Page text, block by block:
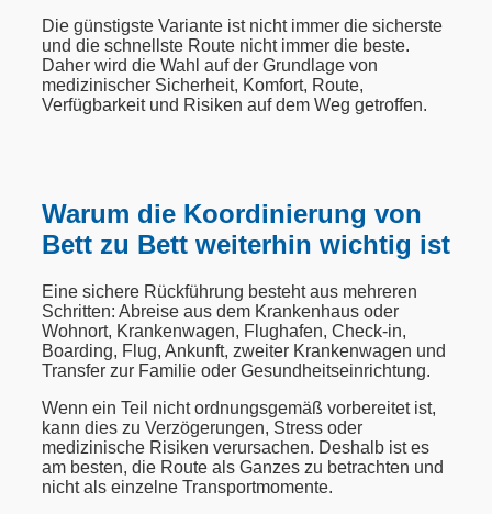
Die günstigste Variante ist nicht immer die sicherste
und die schnellste Route nicht immer die beste.
Daher wird die Wahl auf der Grundlage von
medizinischer Sicherheit, Komfort, Route,
Verfügbarkeit und Risiken auf dem Weg getroffen.
Warum die Koordinierung von
Bett zu Bett weiterhin wichtig ist
Eine sichere Rückführung besteht aus mehreren
Schritten: Abreise aus dem Krankenhaus oder
Wohnort, Krankenwagen, Flughafen, Check-in,
Boarding, Flug, Ankunft, zweiter Krankenwagen und
Transfer zur Familie oder Gesundheitseinrichtung.
Wenn ein Teil nicht ordnungsgemäß vorbereitet ist,
kann dies zu Verzögerungen, Stress oder
medizinische Risiken verursachen. Deshalb ist es
am besten, die Route als Ganzes zu betrachten und
nicht als einzelne Transportmomente.